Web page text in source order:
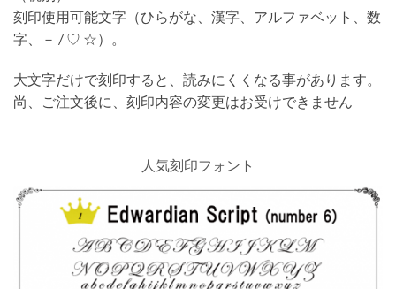
刻印使用可能文字（ひらがな、漢字、アルファベット、数
字、－ / ♡ ☆）。
大文字だけで刻印すると、読みにくくなる事があります。
尚、ご注文後に、刻印内容の変更はお受けできません
人気刻印フォント